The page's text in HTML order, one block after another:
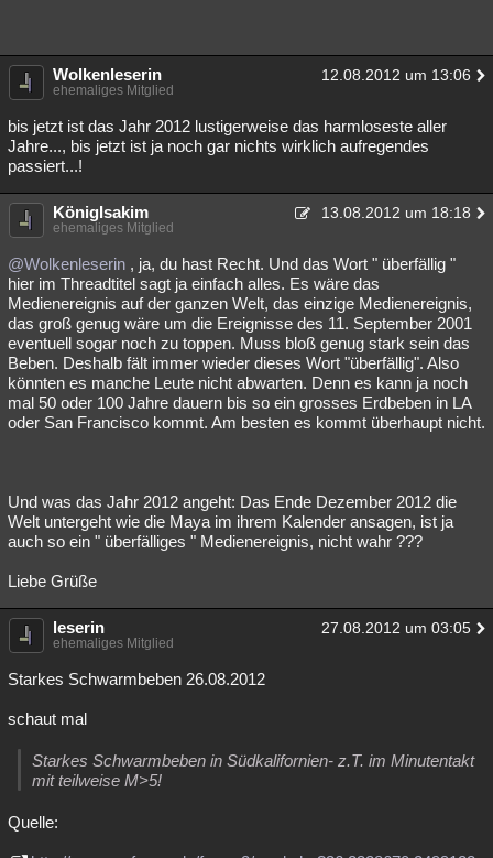
Wolkenleserin 12.08.2012 um 13:06
ehemaliges Mitglied
bis jetzt ist das Jahr 2012 lustigerweise das harmloseste aller
Jahre..., bis jetzt ist ja noch gar nichts wirklich aufregendes
passiert...!
KönigIsakim 13.08.2012 um 18:18
ehemaliges Mitglied
@Wolkenleserin , ja, du hast Recht. Und das Wort " überfällig "
hier im Threadtitel sagt ja einfach alles. Es wäre das
Medienereignis auf der ganzen Welt, das einzige Medienereignis,
das groß genug wäre um die Ereignisse des 11. September 2001
eventuell sogar noch zu toppen. Muss bloß genug stark sein das
Beben. Deshalb fält immer wieder dieses Wort "überfällig". Also
könnten es manche Leute nicht abwarten. Denn es kann ja noch
mal 50 oder 100 Jahre dauern bis so ein grosses Erdbeben in LA
oder San Francisco kommt. Am besten es kommt überhaupt nicht.
Und was das Jahr 2012 angeht: Das Ende Dezember 2012 die
Welt untergeht wie die Maya im ihrem Kalender ansagen, ist ja
auch so ein " überfälliges " Medienereignis, nicht wahr ???
Liebe Grüße
leserin 27.08.2012 um 03:05
ehemaliges Mitglied
Starkes Schwarmbeben 26.08.2012
schaut mal
Starkes Schwarmbeben in Südkalifornien- z.T. im Minutentakt
mit teilweise M>5!
Quelle: